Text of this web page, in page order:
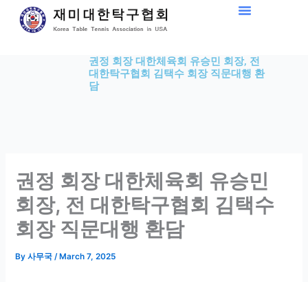
권정 회장 대한체육회 유승민 회장, 전
대한탁구협회 김택수 회장 직문대행 환
담
권정 회장 대한체육회 유승민
회장, 전 대한탁구협회 김택수
회장 직문대행 환담
By사무국/ March 7, 2025